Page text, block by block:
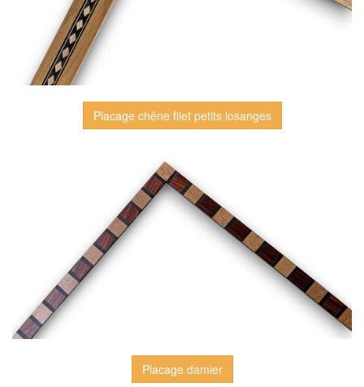
Placage chêne filet petits losanges
Placage damier